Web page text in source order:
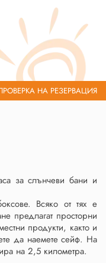
НА РЕЗЕРВАЦИЯ
за слънчеви бани и
Всяко от тях е
предлагат просторни
продукти, както и
да наемете сейф. На
на 2,5 километра.